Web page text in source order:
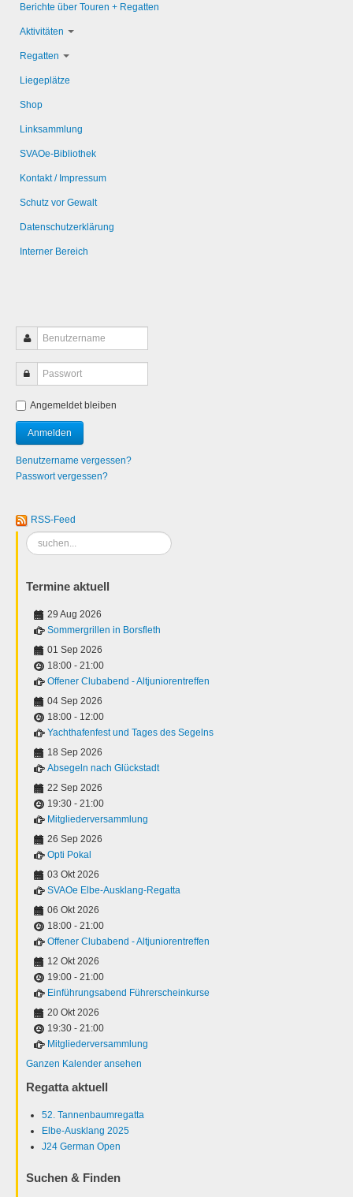
Berichte über Touren + Regatten
Aktivitäten
Regatten
Liegeplätze
Shop
Linksammlung
SVAOe-Bibliothek
Kontakt / Impressum
Schutz vor Gewalt
Datenschutzerklärung
Interner Bereich
Angemeldet bleiben
Benutzername vergessen?
Passwort vergessen?
RSS-Feed
Suchen
...
Termine aktuell
29 Aug 2026
Sommergrillen in Borsfleth
01 Sep 2026
18:00 - 21:00
Offener Clubabend - Altjuniorentreffen
04 Sep 2026
18:00 - 12:00
Yachthafenfest und Tages des Segelns
18 Sep 2026
Absegeln nach Glückstadt
22 Sep 2026
19:30 - 21:00
Mitgliederversammlung
26 Sep 2026
Opti Pokal
03 Okt 2026
SVAOe Elbe-Ausklang-Regatta
06 Okt 2026
18:00 - 21:00
Offener Clubabend - Altjuniorentreffen
12 Okt 2026
19:00 - 21:00
Einführungsabend Führerscheinkurse
20 Okt 2026
19:30 - 21:00
Mitgliederversammlung
Ganzen Kalender ansehen
Regatta aktuell
52. Tannenbaumregatta
Elbe-Ausklang 2025
J24 German Open
Suchen & Finden